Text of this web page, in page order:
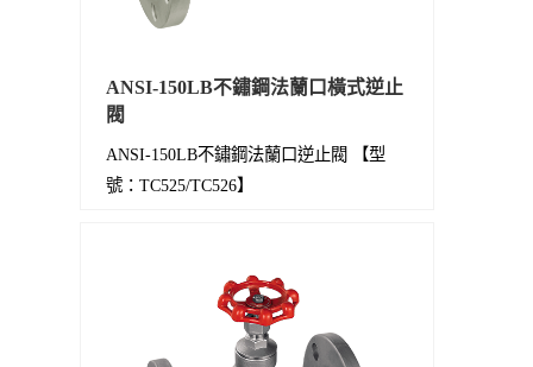
ANSI-150LB不鏽鋼法蘭口橫式逆止
閥
ANSI-150LB不鏽鋼法蘭口逆止閥 【型
號：TC525/TC526】